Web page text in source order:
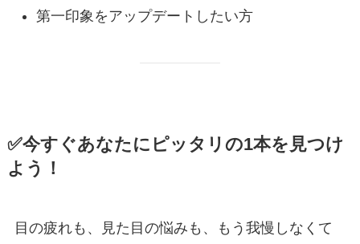
第一印象をアップデートしたい方
✅今すぐあなたにピッタリの1本を見つけ
よう！
目の疲れも、見た目の悩みも、もう我慢しなくて